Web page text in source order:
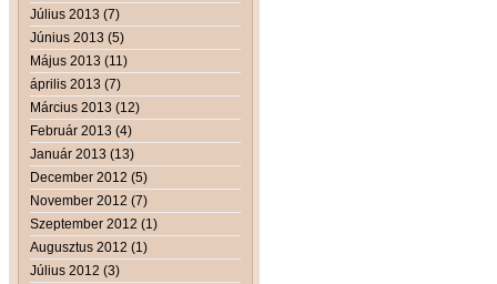
Július 2013 (7)
Június 2013 (5)
Május 2013 (11)
április 2013 (7)
Március 2013 (12)
Február 2013 (4)
Január 2013 (13)
December 2012 (5)
November 2012 (7)
Szeptember 2012 (1)
Augusztus 2012 (1)
Július 2012 (3)